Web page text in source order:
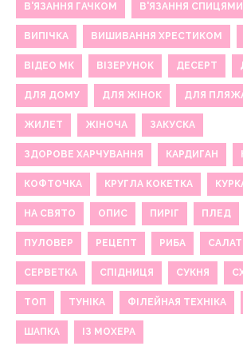
В'ЯЗАННЯ ГАЧКОМ В'ЯЗАННЯ СПИЦЯМИ
ВИПІЧКА ВИШИВАННЯ ХРЕСТИКОМ
ВІДЕО МК ВІЗЕРУНОК ДЕСЕРТ
ДЛЯ ДОМУ ДЛЯ ЖІНОК ДЛЯ
ЖИЛЕТ ЖІНОЧА ЗАКУСКА
ЗДОРОВЕ ХАРЧУВАННЯ КАРДИГАН
КОФТОЧКА КРУГЛА КОКЕТКА
НА СВЯТО ОПИС ПИРІГ ПЛЕД
ПУЛОВЕР РЕЦЕПТ РИБА САЛАТ
СЕРВЕТКА СПІДНИЦЯ СУКНЯ
ТОП ТУНІКА ФІЛЕЙНАЯ ТЕХНІКА
ШАПКА ІЗ МОХЕРА